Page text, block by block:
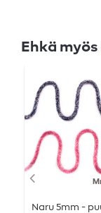
Ehkä
Naru 5mm -